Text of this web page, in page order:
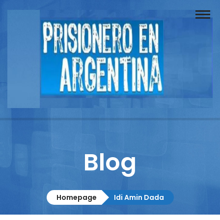
Buscador
Documentos
Columnistas
Contacto
Blog
Homepage Idi Amin Dada